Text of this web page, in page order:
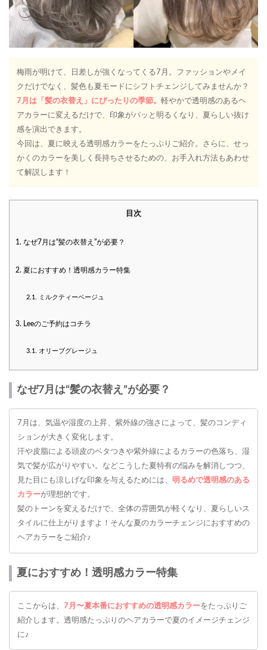
梅雨が明けて、日差しが強くなってくる7月。ファッションやメイ
クだけでなく、髪色も夏モードにシフトチェンジしてみませんか？
7月は「髪の衣替え」にぴったりの季節。 軽やかで透明感のあるヘ
アカラーに変えるだけで、印象がパッと明るくなり、夏らしい抜け
感を演出できます。
今回は、夏に映える透明感カラーをたっぷりご紹介。さらに、せっ
かくのカラーを美しく長持ちさせるための、お手入れ方法もあわせ
て解説します！
目次
1. なぜ7月は“髪の衣替え”が必要？
2. 夏におすすめ！透明感カラー特集
2.1. ミルクティーベージュ
3. Leeのご予約はコチラ
3.1. オリーブグレージュ
なぜ7月は“髪の衣替え”が必要？
7月は、気温や湿度の上昇、紫外線の強さによって、髪のコンディ
ションが大きく変化します。
汗や皮脂による頭皮のベタつきや紫外線によるカラーの色落ち、湿
気で髪が広がりやすい。などこうした夏特有の悩みを解消しつつ、
見た目にも涼しげな印象を与えるためには、
明るめで透明感のある
カラーが理想的です。
髪のトーンを変えるだけで、全体の雰囲気が軽くなり、夏らしいス
タイルに仕上がりますよ！そんな夏のカラーチェンジにおすすめの
ヘアカラーをご紹介♪
夏におすすめ！透明感カラー特集
ここからは、 7月〜夏本番におすすめの透明感カラーをたっぷりご
紹介します。透明感たっぷりのヘアカラーで夏のイメージチェンジ
に♪